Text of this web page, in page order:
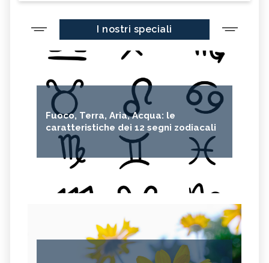
I nostri speciali
Fuoco, Terra, Aria, Acqua: le
caratteristiche dei 12 segni zodiacali